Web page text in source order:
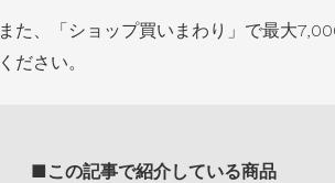
また、「ショップ買いまわり」で最大
ください。
■この記事で紹介している商品